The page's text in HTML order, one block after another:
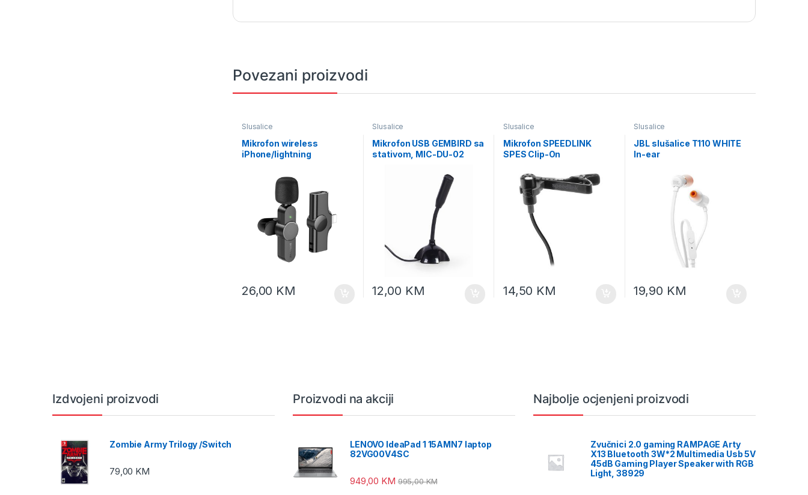
Povezani proizvodi
Slusalice
Mikrofon wireless
iPhone/lightning
lavalier digital black
26,00 KM
Slusalice
Mikrofon USB GEMBIRD sa
stativom, MIC-DU-02
12,00 KM
Slusalice
Mikrofon SPEEDLINK
SPES Clip-On
8691-SBK-01
14,50 KM
Slusalice
JBL slušalice T110 WHITE
In-ear
19,90 KM
Izdvojeni proizvodi
Zombie Army Trilogy /Switch
79,00 KM
Proizvodi na akciji
LENOVO IdeaPad 1 15AMN7 laptop
82VG00V4SC
949,00 KM 995,00KM
Najbolje ocjenjeni proizvodi
Zvučnici 2.0 gaming RAMPAGE Arty
X13 Bluetooth 3W*2 Multimedia Usb 5V
45dB Gaming Player Speaker with RGB
Light, 38929